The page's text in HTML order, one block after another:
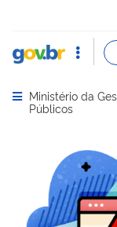
Abrir menu
Ministério da
Públicos